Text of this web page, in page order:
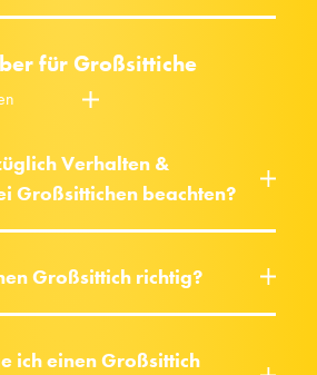
für Großsittiche
Verhalten &
Großsittichen beachten?
Großsittich richtig?
ich einen Großsittich